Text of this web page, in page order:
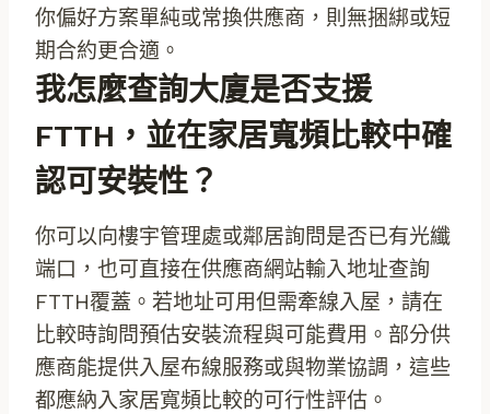
你偏好方案單純或常換供應商，則無捆綁或短
期合約更合適。
我怎麼查詢大廈是否支援
FTTH，並在家居寬頻比較中確
認可安裝性？
你可以向樓宇管理處或鄰居詢問是否已有光纖
端口，也可直接在供應商網站輸入地址查詢
FTTH覆蓋。若地址可用但需牽線入屋，請在
比較時詢問預估安裝流程與可能費用。部分供
應商能提供入屋布線服務或與物業協調，這些
都應納入家居寬頻比較的可行性評估。